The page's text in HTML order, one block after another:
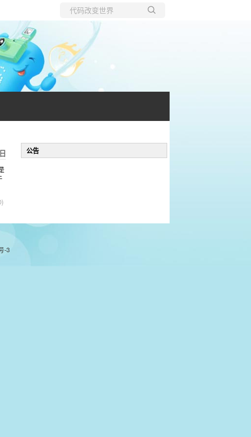
公告
-3